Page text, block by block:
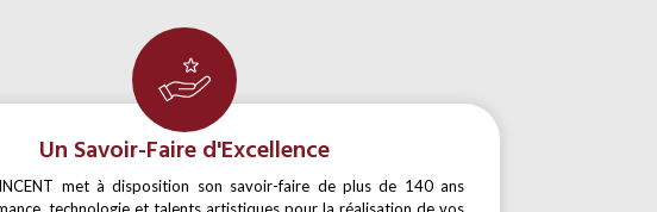
Un Savoir-Faire d'Excellence
met à disposition son savoir-faire de plus de 140 ans
technologie et talents artistiques pour la réalisation de vos